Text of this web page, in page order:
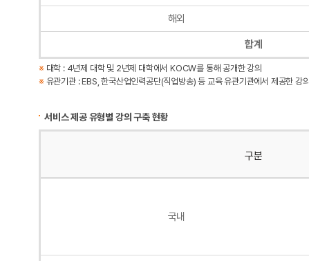
해외
합계
※ 대학 : 4년제 대학 및 2년제 대학에서 KOCW를 통해 공개한 강의
※ 유관기관 : EBS, 한국산업인력공단(직업방송) 등 교육 유관기관에서 제공한 강의
서비스 제공 유형별 강의 구축 현황
구분
국내